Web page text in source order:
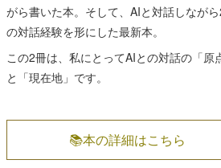
がら書いた本。そして、AIと対話しなが
の対話経験を形にした最新本。
この2冊は、私にとってAIとの対話の「原
と「現在地」です。
📚本の詳細はこちら